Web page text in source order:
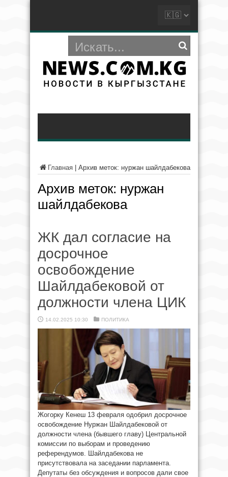
Главная Архив меток: нуржан шайлдабекова
Архив меток: нуржан
шайлдабекова
ЖК дал согласие на
досрочное
освобождение
Шайлдабековой от
должности члена ЦИК
14.02.2025 10:30 ПОЛИТИКА
Жогорку Кенеш 13 февраля одобрил досрочное
освобождение Нуржан Шайлдабековой от
должности члена (бывшего главу) Центральной
комиссии по выборам и проведению
референдумов. Шайлдабекова не
присутствовала на заседании парламента.
Депутаты без обсуждения и вопросов дали свое